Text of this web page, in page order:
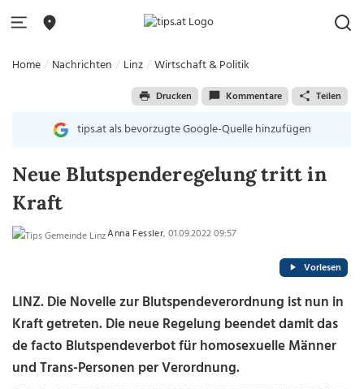
Home Nachrichten Linz Wirtschaft & Politik
Drucken Kommentare Teilen
tips.at als bevorzugte Google-Quelle hinzufügen
Neue Blutspenderegelung tritt in
Kraft
Anna Fessler, 01.09.2022 09:57
Vorlesen
LINZ. Die Novelle zur Blutspendeverordnung ist nun in
Kraft getreten. Die neue Regelung beendet damit das
de facto Blutspendeverbot für homosexuelle Männer
und Trans-Personen per Verordnung.